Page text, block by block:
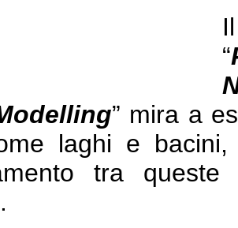
“
” mira a
laghi e
tra